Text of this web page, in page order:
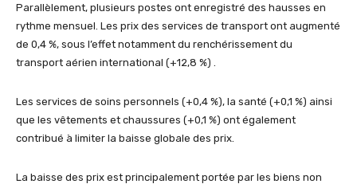
Parallèlement, plusieurs postes ont enregistré des hausses en
rythme mensuel. Les prix des services de transport ont augmenté
de 0,4 %, sous l’effet notamment du renchérissement du
transport aérien international (+12,8 %) .
Les services de soins personnels (+0,4 %), la santé (+0,1 %) ainsi
que les vêtements et chaussures (+0,1 %) ont également
contribué à limiter la baisse globale des prix.
La baisse des prix est principalement portée par les biens non